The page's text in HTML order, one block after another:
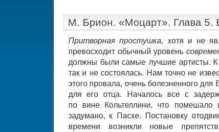
М. Брион. «Моцарт». Глава 5.
Притворная простушка, хотя и не
превосходит обычный уровень
должны были самые лучшие артисты. К
так и не состоялась. Нам точно не
этого провала, очень болезненного
для его отца. Началось все с
по вине Кольтеллини, что помешало
задумано, к Пасхе. Постановку
времени возникли новые